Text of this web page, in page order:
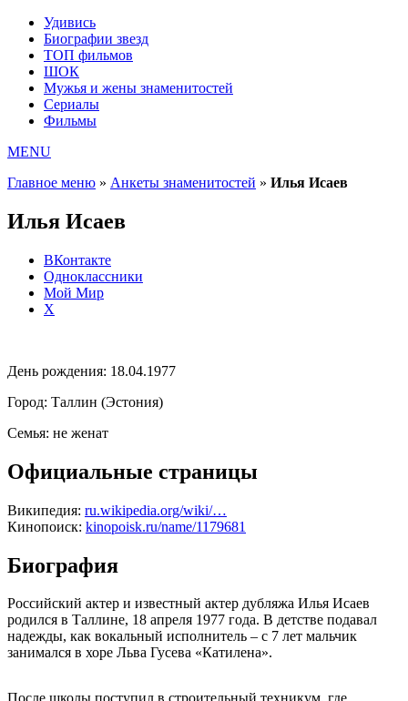
Удивись
Биографии звезд
ТОП фильмов
ШОК
Мужья и жены знаменитостей
Сериалы
Фильмы
MENU
Главное меню » Анкеты знаменитостей » Илья Исаев
Илья Исаев
ВКонтакте
Одноклассники
Мой Мир
X
День рождения: 18.04.1977
Город: Таллин (Эстония)
Семья: не женат
Официальные страницы
Википедия: ru.wikipedia.org/wiki/…
Кинопоиск: kinopoisk.ru/name/1179681
Биография
Российский актер и известный актер дубляжа Илья Исаев
родился в Таллине, 18 апреля 1977 года. В детстве подавал
надежды, как вокальный исполнитель – с 7 лет мальчик
занимался в хоре Льва Гусева «Катилена».